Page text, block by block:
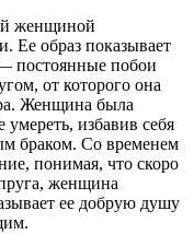
женщиной
Ее образ показывает
постоянные побои
от которого она
Женщина была
умереть, избавив себя
браком. Со временем
понимая, что скоро
женщина
ее добрую душу